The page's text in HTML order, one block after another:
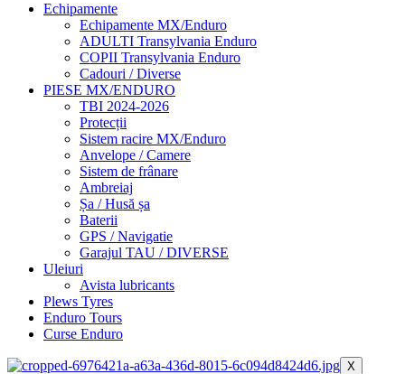
Echipamente
Echipamente MX/Enduro
ADULTI Transylvania Enduro
COPII Transylvania Enduro
Cadouri / Diverse
PIESE MX/ENDURO
TBI 2024-2026
Protecții
Sistem racire MX/Enduro
Anvelope / Camere
Sistem de frânare
Ambreiaj
Șa / Husă șa
Baterii
GPS / Navigatie
Garajul TAU / DIVERSE
Uleiuri
Avista lubricants
Plews Tyres
Enduro Tours
Curse Enduro
X